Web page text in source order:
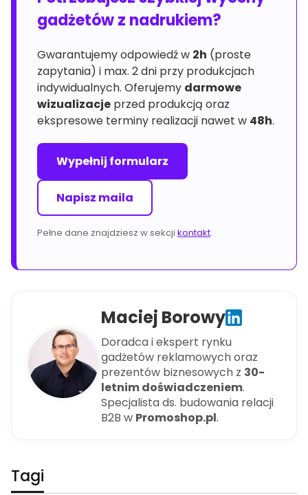
gadżetów z nadrukiem?
Gwarantujemy odpowiedź w 2h (proste
zapytania) i max. 2 dni przy produkcjach
indywidualnych. Oferujemy darmowe
wizualizacje przed produkcją oraz
ekspresowe terminy realizacji nawet w 48h.
Wypełnij formularz
Napisz maila
Pełne dane znajdziesz w sekcji kontakt.
Maciej Borowy
Doradca i ekspert rynku
gadżetów reklamowych oraz
prezentów biznesowych z 30-
letnim doświadczeniem.
Specjalista ds. budowania relacji
B2B w Promoshop.pl.
Tagi